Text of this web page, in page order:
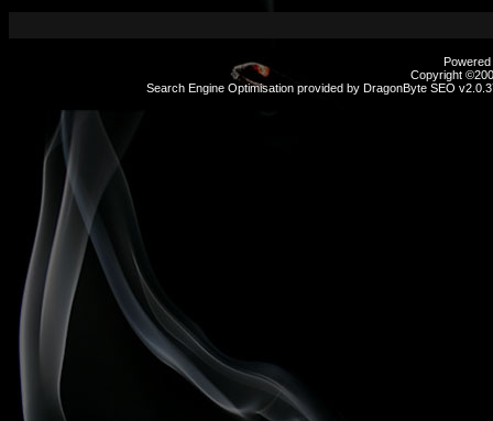
Copyright
Search Engine Optimisation provided by DragonByte SEO
hikayeleri